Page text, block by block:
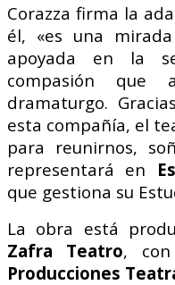
Corazza firma la
él, «es una
apoyada en la
compasión que
dramaturgo.
esta compañía, el
para reunirnos,
representará en
que gestiona su
La obra está
Zafra Teatro, con
Producciones